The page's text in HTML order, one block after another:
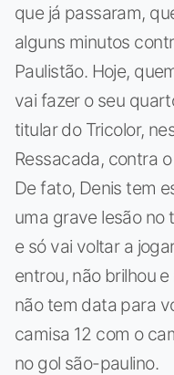
que já passaram,
alguns minutos
Paulistão. Hoje,
vai fazer o seu
titular do Tricolor,
Ressacada, contra o
De fato, Denis tem
uma grave lesão no
e só vai voltar a
entrou, não brilhou
não tem data para
camisa 12 com o
no gol são-paulino.